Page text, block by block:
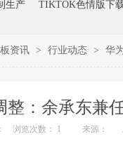
生产 TIKTOK色情版下
资讯 > 行业动态 > 华
：余承东
浏览次数： 1 来源：